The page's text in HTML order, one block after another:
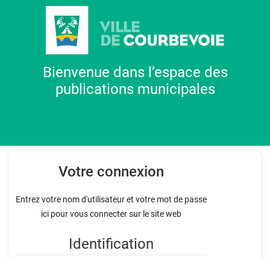
Bienvenue dans l’espace des
publications municipales
Votre connexion
Entrez votre nom d'utilisateur et votre mot de passe
ici pour vous connecter sur le site web
Identification